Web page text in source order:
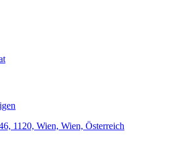
1120, Wien, Wien, Österreich